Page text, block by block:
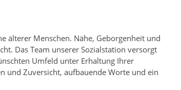
älterer Menschen. Nähe, Geborgenheit und
Das Team unserer Sozialstation versorgt
Umfeld unter Erhaltung Ihrer
und Zuversicht, aufbauende Worte und ein